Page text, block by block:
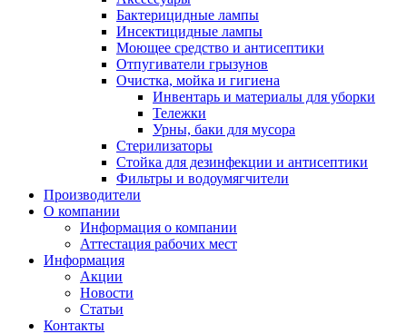
Бактерицидные лампы
Инсектицидные лампы
Моющее средство и антисептики
Отпугиватели грызунов
Очистка, мойка и гигиена
Инвентарь и материалы для уборки
Тележки
Урны, баки для мусора
Стерилизаторы
Стойка для дезинфекции и антисептики
Фильтры и водоумягчители
Производители
О компании
Информация о компании
Аттестация рабочих мест
Информация
Акции
Новости
Статьи
Контакты